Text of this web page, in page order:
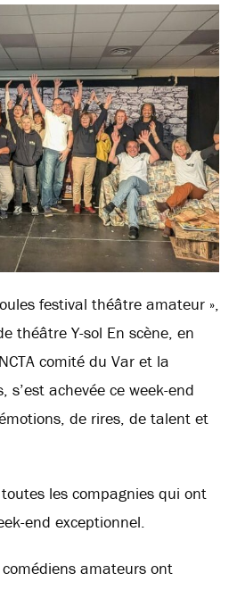
festival théâtre amateur »,
théâtre Y-sol En scène, en
comité du Var et la
s’est achevée ce week-end
de rires, de talent et
les compagnies qui ont
end exceptionnel.
amateurs ont